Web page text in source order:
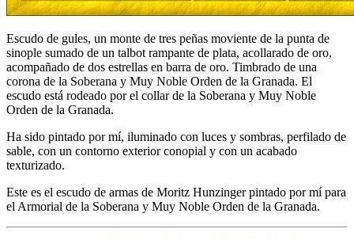
Escudo de gules, un monte de tres peñas moviente de la punta de
sinople sumado de un talbot rampante de plata, acollarado de oro,
acompañado de dos estrellas en barra de oro. Timbrado de una
corona de la Soberana y Muy Noble Orden de la Granada. El
escudo está rodeado por el collar de la Soberana y Muy Noble
Orden de la Granada.
Ha sido pintado por mí, iluminado con luces y sombras, perfilado de
sable, con un contorno exterior conopial y con un acabado
texturizado.
Este es el escudo de armas de Moritz Hunzinger pintado por mí para
el Armorial de la Soberana y Muy Noble Orden de la Granada.